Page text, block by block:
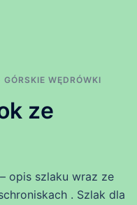
WĘDRÓWKI
ze
opis szlaku wraz ze
. Szlak dla